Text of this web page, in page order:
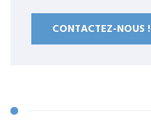
CONTACTEZ-NOUS !